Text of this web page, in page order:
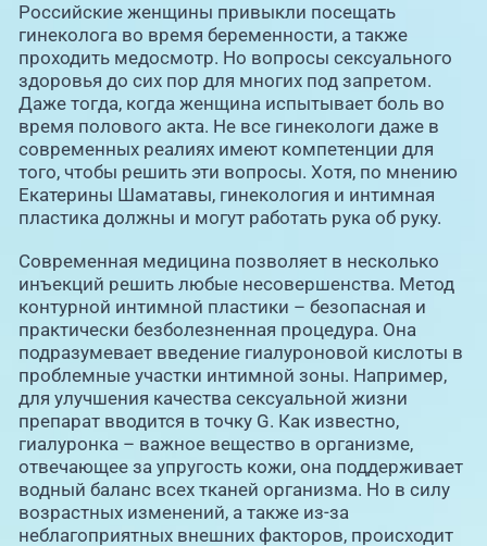
Российские женщины привыкли посещать
гинеколога во время беременности, а также
проходить медосмотр. Но вопросы сексуального
здоровья до сих пор для многих под запретом.
Даже тогда, когда женщина испытывает боль во
время полового акта. Не все гинекологи даже в
современных реалиях имеют компетенции для
того, чтобы решить эти вопросы. Хотя, по мнению
Екатерины Шаматавы, гинекология и интимная
пластика должны и могут работать рука об руку.
Современная медицина позволяет в несколько
инъекций решить любые несовершенства. Метод
контурной интимной пластики – безопасная и
практически безболезненная процедура. Она
подразумевает введение гиалуроновой кислоты в
проблемные участки интимной зоны. Например,
для улучшения качества сексуальной жизни
препарат вводится в точку G. Как известно,
гиалуронка – важное вещество в организме,
отвечающее за упругость кожи, она поддерживает
водный баланс всех тканей организма. Но в силу
возрастных изменений, а также из-за
неблагоприятных внешних факторов, происходит